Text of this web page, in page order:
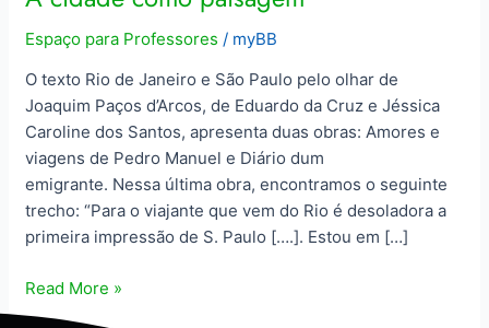
Espaço para Professores / myBB
O texto Rio de Janeiro e São Paulo pelo olhar de
Joaquim Paços d’Arcos, de Eduardo da Cruz e Jéssica
Caroline dos Santos, apresenta duas obras: Amores e
viagens de Pedro Manuel e Diário dum
emigrante. Nessa última obra, encontramos o seguinte
trecho: “Para o viajante que vem do Rio é desoladora a
primeira impressão de S. Paulo [….]. Estou em […]
Read More »